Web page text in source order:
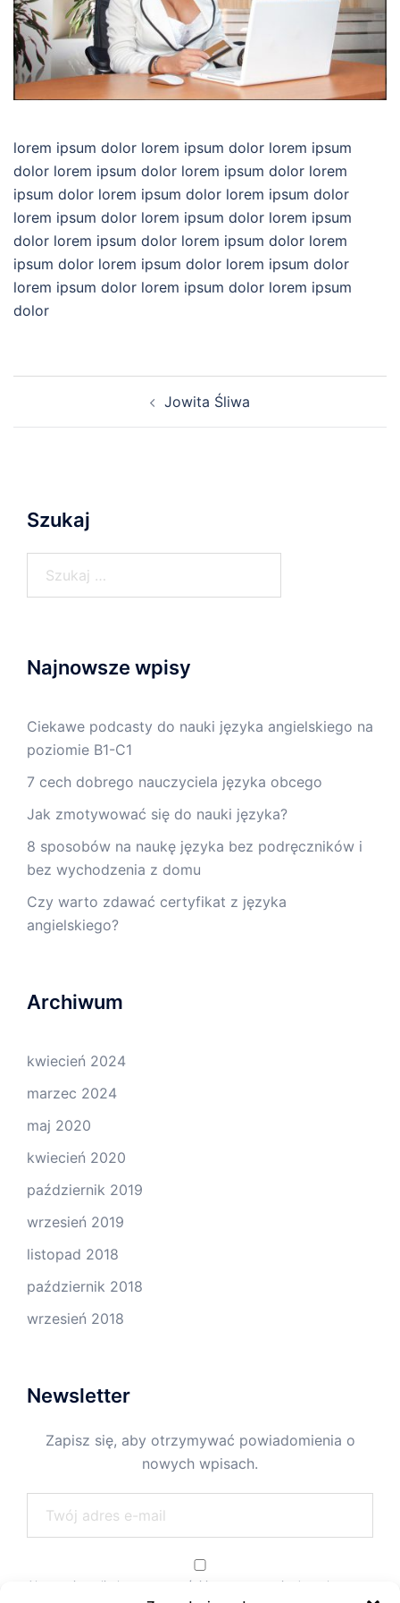
lorem ipsum dolor lorem ipsum dolor lorem ipsum
dolor lorem ipsum dolor lorem ipsum dolor lorem
ipsum dolor lorem ipsum dolor lorem ipsum dolor
lorem ipsum dolor lorem ipsum dolor lorem ipsum
dolor lorem ipsum dolor lorem ipsum dolor lorem
ipsum dolor lorem ipsum dolor lorem ipsum dolor
lorem ipsum dolor lorem ipsum dolor lorem ipsum
dolor
Jowita Śliwa
Szukaj
Najnowsze wpisy
Ciekawe podcasty do nauki języka angielskiego na
poziomie B1-C1
7 cech dobrego nauczyciela języka obcego
Jak zmotywować się do nauki języka?
8 sposobów na naukę języka bez podręczników i
bez wychodzenia z domu
Czy warto zdawać certyfikat z języka
angielskiego?
Archiwum
kwiecień 2024
marzec 2024
maj 2020
kwiecień 2020
październik 2019
wrzesień 2019
listopad 2018
październik 2018
wrzesień 2018
Newsletter
Zapisz się, aby otrzymywać powiadomienia o
nowych wpisach.
Akceptuję politykę prywatności i przetwarzania danych.